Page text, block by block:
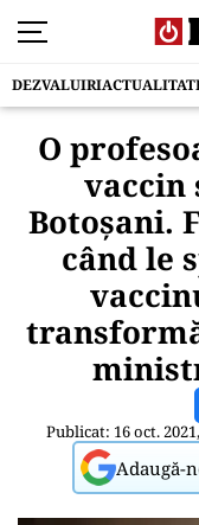
DEZVALUIRI
O
vaccin
Botoşani.
când le
Publicat: 16 oct.
Adaugă-